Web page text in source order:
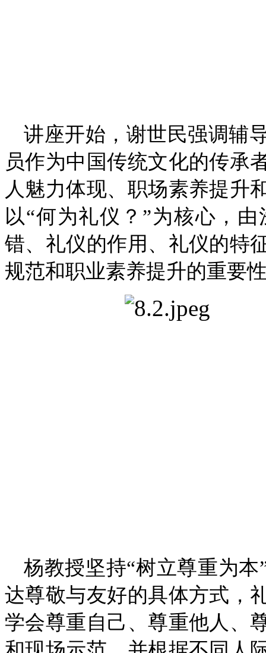
讲座开始，谢世民强调辅
员作为中国传统文化的传承
人魅力体现、职场素养提升
以“何为礼仪？”为核心，
错、礼仪的作用、礼仪的特
规范和职业素养提升的重要
杨教授坚持“树立尊重为
达尊敬与友好的具体方式，
学会尊重自己、尊重他人、